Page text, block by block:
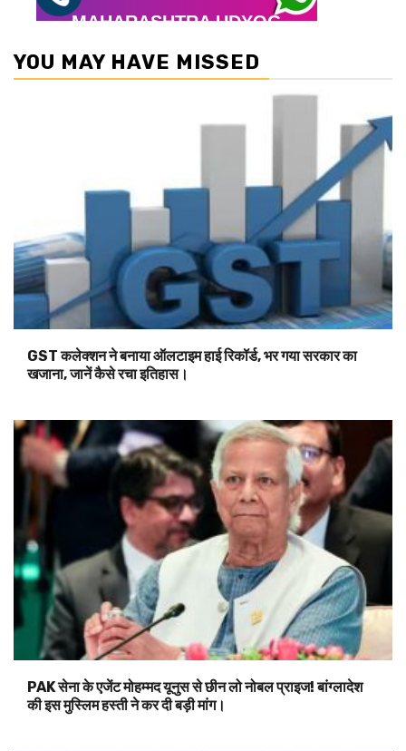
YOU MAY HAVE MISSED
GST कलेक्शन ने बनाया ऑलटाइम हाई रिकॉर्ड, भर गया सरकार का
खजाना, जानें कैसे रचा इतिहास।
PAK सेना के एजेंट मोहम्मद यूनुस से छीन लो नोबल प्राइज! बांग्लादेश
की इस मुस्लिम हस्ती ने कर दी बड़ी मांग।